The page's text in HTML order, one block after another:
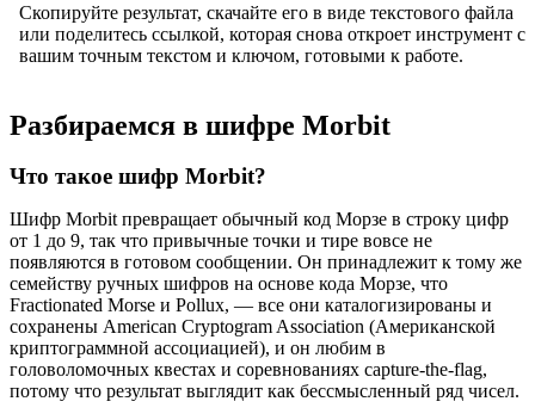
Скопируйте результат, скачайте его в виде текстового файла
или поделитесь ссылкой, которая снова откроет инструмент с
вашим точным текстом и ключом, готовыми к работе.
Разбираемся в шифре Morbit
Что такое шифр Morbit?
Шифр Morbit превращает обычный код Морзе в строку цифр
от 1 до 9, так что привычные точки и тире вовсе не
появляются в готовом сообщении. Он принадлежит к тому же
семейству ручных шифров на основе кода Морзе, что
Fractionated Morse и Pollux, — все они каталогизированы и
сохранены American Cryptogram Association (Американской
криптограммной ассоциацией), и он любим в
головоломочных квестах и соревнованиях capture-the-flag,
потому что результат выглядит как бессмысленный ряд чисел.